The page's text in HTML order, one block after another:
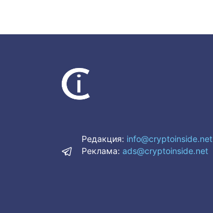
Редакция: info@cryptoinside.net
Реклама: ads@cryptoinside.net